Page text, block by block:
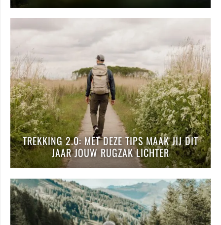
TREKKING 2.0: MET DEZE TIPS MAAK JIJ DIT
JAAR JOUW RUGZAK LICHTER